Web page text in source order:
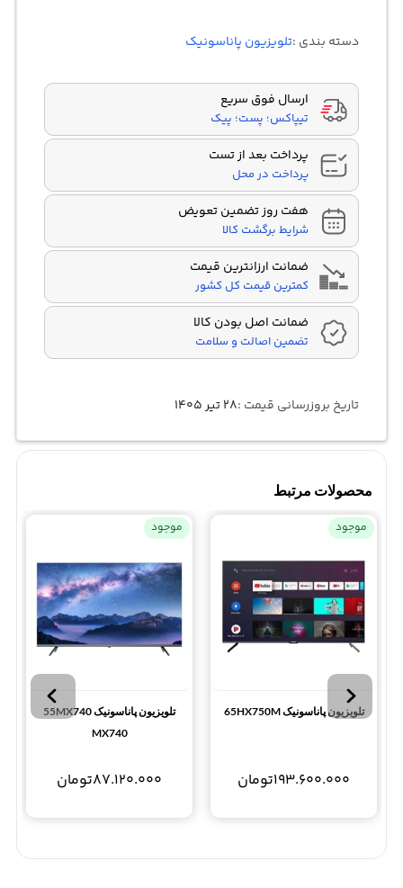
دسته بندی :تلویزیون پاناسونیک
ارسال فوق سریع
تیپاکس؛ پست؛ پیک
پرداخت بعد از تست
پرداخت در محل
هفت روز تضمین تعویض
شرایط برگشت کالا
ضمانت ارزانترین قیمت
کمترین قیمت کل کشور
ضمانت اصل بودن کالا
تضمین اصالت و سلامت
تاریخ بروزرسانی قیمت :۲۸ تیر ۱۴۰۵
محصولات مرتبط
موجود
تلویزیون پاناسونیک 65HX750M
193.600.000تومان
موجود
تلویزیون پاناسونیک 55MX740
MX740
87.120.000تومان